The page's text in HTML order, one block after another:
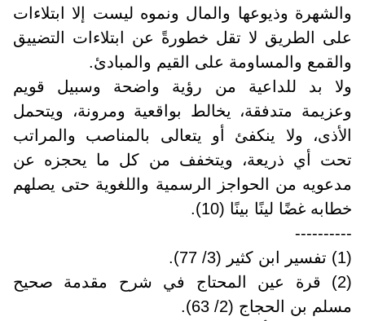
والشهرة وذيوعها والمال ونموه ليست إلا ابتلاءات
على الطريق لا تقل خطورةً عن ابتلاءات التضييق
والقمع والمساومة على القيم والمبادئ.
ولا بد للداعية من رؤية واضحة وسبيل قويم
وعزيمة متدفقة، يخالط بواقعية ومرونة، ويتحمل
الأذى، ولا ينكفئ أو يتعالى بالمناصب والمراتب
تحت أي ذريعة، ويتخفف من كل ما يحجزه عن
مدعويه من الحواجز الرسمية واللغوية حتى يصلهم
خطابه غضًا لينًا بينًا (10).
----------
(1) تفسير ابن كثير (3/ 77).
(2) قرة عين المحتاج في شرح مقدمة صحيح
مسلم بن الحجاج (2/ 63).